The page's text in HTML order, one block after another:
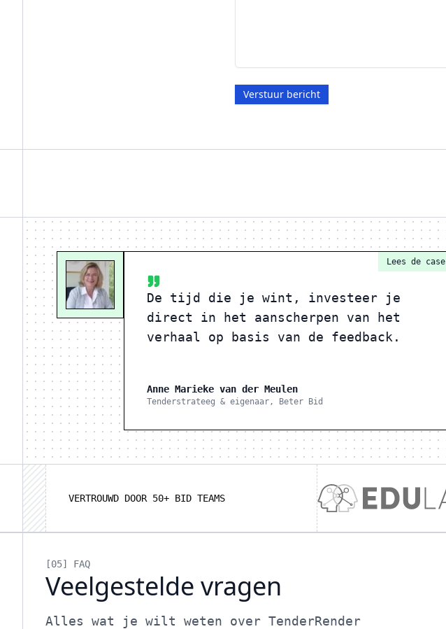
Verstuur bericht
Lees de case
De tijd die je wint, investeer je
direct in het aanscherpen van het
verhaal op basis van de feedback.
Anne Marieke van der Meulen
Tenderstrateeg & eigenaar, Beter Bid
VERTROUWD DOOR 50+ BID TEAMS
[05] FAQ
Veelgestelde vragen
Alles wat je wilt weten over TenderRender